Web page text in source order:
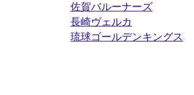
佐賀バルーナーズ
長崎ヴェルカ
琉球ゴールデンキングス